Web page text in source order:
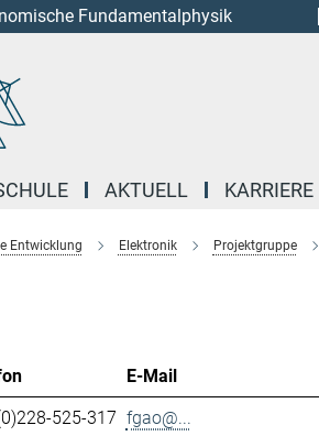
Fundamentalphysik
AKTUELL KARRIERE
Entwicklung Elektronik Projektgruppe
E-Mail
525-317 fgao@...